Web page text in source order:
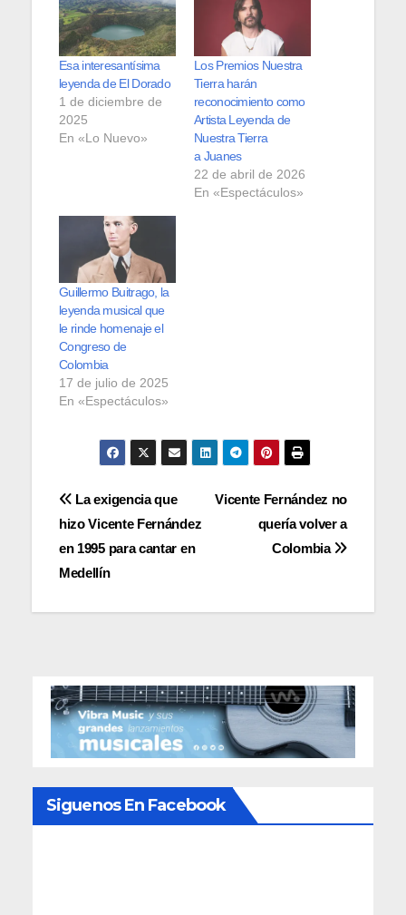
Esa interesantísima
leyenda de El Dorado
1 de diciembre de
2025
En «Lo Nuevo»
Los Premios Nuestra
Tierra harán
reconocimiento como
Artista Leyenda de
Nuestra Tierra
a Juanes
22 de abril de 2026
En «Espectáculos»
Guillermo Buitrago, la
leyenda musical que
le rinde homenaje el
Congreso de
Colombia
17 de julio de 2025
En «Espectáculos»
Navegación
de
entradas
Vicente Fernández no
quería volver a
Colombia
La exigencia que
hizo Vicente Fernández
en 1995 para cantar en
Medellín
Siguenos En Facebook